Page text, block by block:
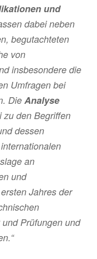
und
dabei neben
begutachteten
von
insbesondere die
Umfragen bei
DieAnalyse
zu den Begriffen
dessen
an
und
Jahres der
Prüfungen und